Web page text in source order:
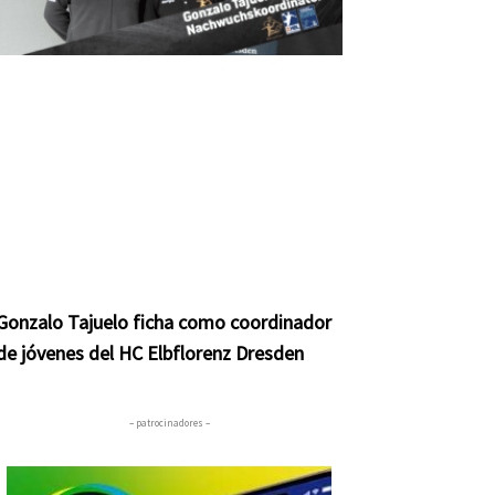
Tajuelo ficha como coordinador
jóvenes del HC Elbflorenz Dresden
– patrocinadores –